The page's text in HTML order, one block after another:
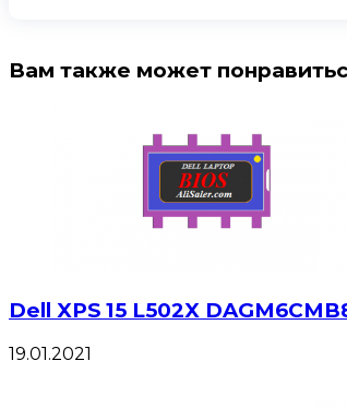
Вам также может
Dell XPS 15 L502X
19.01.2021